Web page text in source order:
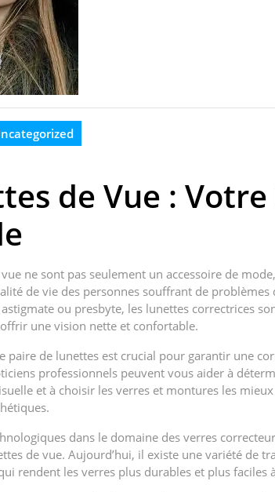
de Vue :
ne sont pas seulement un accessoire de
de vie des personnes souffrant de problèmes
ou presbyte, les lunettes correctrices
une vision nette et confortable.
paire de lunettes est crucial pour garantir une
professionnels peuvent vous aider à
et à choisir les verres et montures les
dans le domaine des verres
de vue. Aujourd’hui, il existe une variété de
rendent les verres plus durables et plus faciles